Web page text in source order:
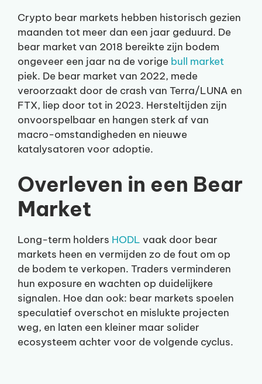
Crypto bear markets hebben historisch gezien
maanden tot meer dan een jaar geduurd. De
bear market van 2018 bereikte zijn bodem
ongeveer een jaar na de vorige bull market
piek. De bear market van 2022, mede
veroorzaakt door de crash van Terra/LUNA en
FTX, liep door tot in 2023. Hersteltijden zijn
onvoorspelbaar en hangen sterk af van
macro-omstandigheden en nieuwe
katalysatoren voor adoptie.
Overleven in een Bear
Market
Long-term holders HODL vaak door bear
markets heen en vermijden zo de fout om op
de bodem te verkopen. Traders verminderen
hun exposure en wachten op duidelijkere
signalen. Hoe dan ook: bear markets spoelen
speculatief overschot en mislukte projecten
weg, en laten een kleiner maar solider
ecosysteem achter voor de volgende cyclus.